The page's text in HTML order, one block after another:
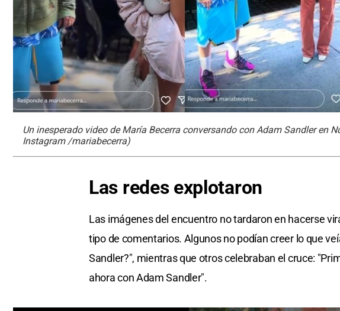
Un inesperado video de María Becerra conversando con Adam Sandler en
Instagram /mariabecerra)
Las redes explotaron
Las imágenes del encuentro no tardaron en hacerse
tipo de comentarios. Algunos no podían creer lo que
Sandler?", mientras que otros celebraban el cruce:
ahora con Adam Sandler".